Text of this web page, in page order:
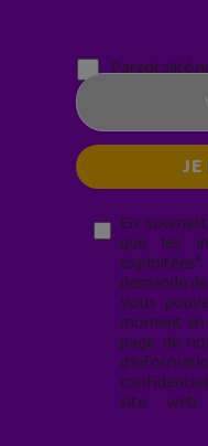
Parentalité
En
que les
demande
Vous
moment en
page de
site web